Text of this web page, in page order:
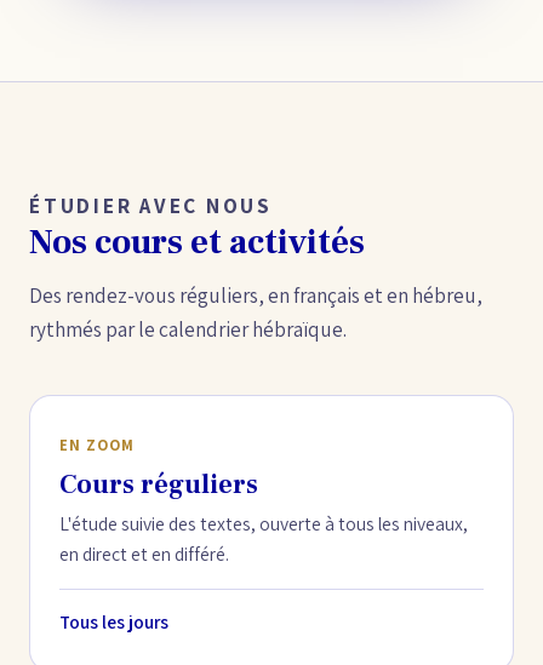
ÉTUDIER AVEC NOUS
Nos cours et activités
Des rendez-vous réguliers, en français et en hébreu,
rythmés par le calendrier hébraïque.
EN ZOOM
Cours réguliers
L'étude suivie des textes, ouverte à tous les niveaux,
en direct et en différé.
Tous les jours